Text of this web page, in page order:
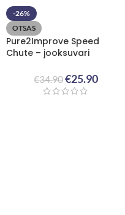
-26%
OTSAS
Pure2Improve Speed
Chute – jooksuvari
€34.90€25.90